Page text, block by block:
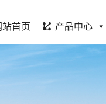
首页 产品中心